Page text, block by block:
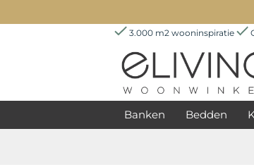
3.000 m2 wooninspiratie
Banken Bedden